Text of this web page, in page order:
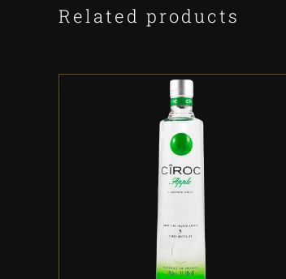
Related products
ADD TO CART / DETALLES